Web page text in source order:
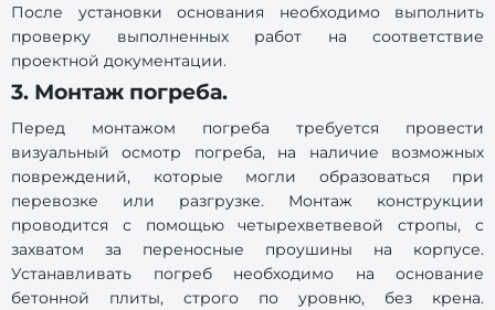
После установки основания необходимо выполнить
проверку выполненных работ на соответствие
проектной документации.
3. Монтаж погреба.
Перед монтажом погреба требуется провести
визуальный осмотр погреба, на наличие возможных
повреждений, которые могли образоваться при
перевозке или разгрузке. Монтаж конструкции
проводится с помощью четырехветвевой стропы, с
захватом за переносные проушины на корпусе.
Устанавливать погреб необходимо на основание
бетонной плиты, строго по уровню, без крена.